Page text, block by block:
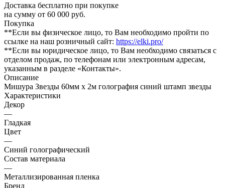
Доставка бесплатно при покупке
на сумму от 60 000 руб.
Покупка
**Если вы физическое лицо, то Вам необходимо пройти по
ссылке на наш розничный сайт: https://elki.pro/
**Если вы юридическое лицо, то Вам необходимо связаться с
отделом продаж, по телефонам или электронным адресам,
указанным в разделе «Контакты».
Описание
Мишура Звезды 60мм х 2м голография синий штамп звезды
Характеристики
Декор
—
Гладкая
Цвет
—
Синий голографический
Состав материала
—
Металлизированная пленка
Бренд